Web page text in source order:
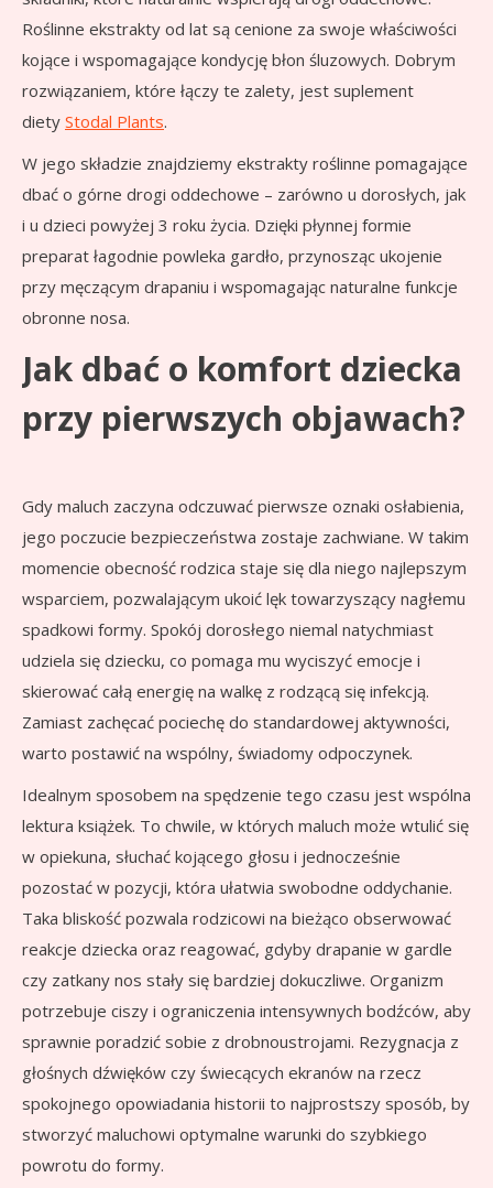
Roślinne ekstrakty od lat są cenione za swoje właściwości
kojące i wspomagające kondycję błon śluzowych. Dobrym
rozwiązaniem, które łączy te zalety, jest suplement
diety Stodal Plants.
W jego składzie znajdziemy ekstrakty roślinne pomagające
dbać o górne drogi oddechowe – zarówno u dorosłych, jak
i u dzieci powyżej 3 roku życia. Dzięki płynnej formie
preparat łagodnie powleka gardło, przynosząc ukojenie
przy męczącym drapaniu i wspomagając naturalne funkcje
obronne nosa.
Jak dbać o komfort dziecka
przy pierwszych objawach?
Gdy maluch zaczyna odczuwać pierwsze oznaki osłabienia,
jego poczucie bezpieczeństwa zostaje zachwiane. W takim
momencie obecność rodzica staje się dla niego najlepszym
wsparciem, pozwalającym ukoić lęk towarzyszący nagłemu
spadkowi formy. Spokój dorosłego niemal natychmiast
udziela się dziecku, co pomaga mu wyciszyć emocje i
skierować całą energię na walkę z rodzącą się infekcją.
Zamiast zachęcać pociechę do standardowej aktywności,
warto postawić na wspólny, świadomy odpoczynek.
Idealnym sposobem na spędzenie tego czasu jest wspólna
lektura książek. To chwile, w których maluch może wtulić się
w opiekuna, słuchać kojącego głosu i jednocześnie
pozostać w pozycji, która ułatwia swobodne oddychanie.
Taka bliskość pozwala rodzicowi na bieżąco obserwować
reakcje dziecka oraz reagować, gdyby drapanie w gardle
czy zatkany nos stały się bardziej dokuczliwe. Organizm
potrzebuje ciszy i ograniczenia intensywnych bodźców, aby
sprawnie poradzić sobie z drobnoustrojami. Rezygnacja z
głośnych dźwięków czy świecących ekranów na rzecz
spokojnego opowiadania historii to najprostszy sposób, by
stworzyć maluchowi optymalne warunki do szybkiego
powrotu do formy.